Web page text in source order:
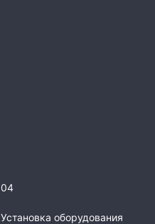
04
Установка оборудования